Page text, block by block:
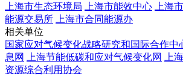
上海市生态环境局
上海市能效中心 上海
能源交易所
上海市合同能源办
相关单位
国家应对气候变化战略研究和国际合作中
息网
上海节能低碳和应对气候变化网 上
资源综合利用协会